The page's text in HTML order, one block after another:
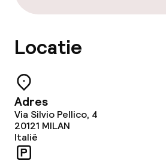
Locatie
Adres
Via Silvio Pellico, 4
20121 MILAN
Italië